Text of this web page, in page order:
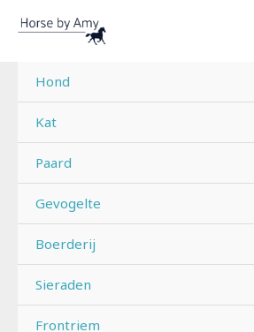
naar
inhoudHond
Kat
Paard
Gevogelte
Boerderij
Sieraden
Frontriem